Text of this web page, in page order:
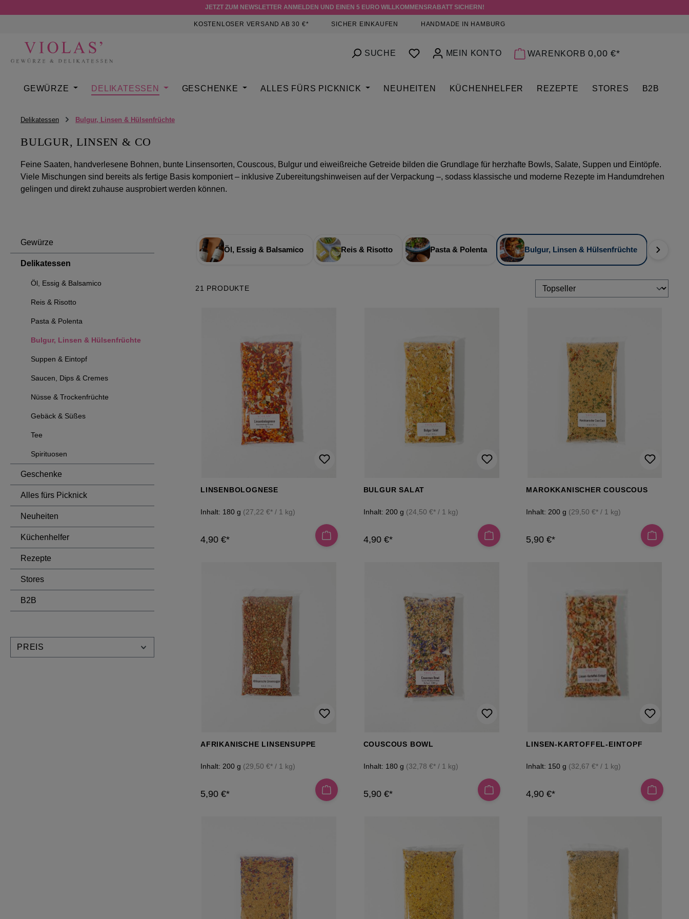
JETZT ZUM NEWSLETTER ANMELDEN UND EINEN 5 EURO WILLKOMMENSRABATT SICHERN!
KOSTENLOSER VERSAND AB 30 €* SICHER EINKAUFEN HANDMADE IN HAMBURG
SUCHE DU HAST 0 PRODUKTE AUF DEM MERKZETTEL
MEIN KONTO WARENKORB 0,00 €*
GEWÜRZE DELIKATESSEN GESCHENKE ALLES FÜRS PICKNICK NEUHEITEN KÜCHENHELFER REZEPTE STORES B2B
Delikatessen Bulgur, Linsen & Hülsenfrüchte
BULGUR, LINSEN & CO
Feine Saaten, handverlesene Bohnen, bunte Linsensorten, Couscous, Bulgur und eiweißreiche Getreide bilden die Grundlage für herzhafte Bowls, Salate, Suppen und Eintöpfe.
Viele Mischungen sind bereits als fertige Basis komponiert – inklusive Zubereitungshinweisen auf der Verpackung –, sodass klassische und moderne Rezepte im Handumdrehen
gelingen und direkt zuhause ausprobiert werden können.
Gewürze
Delikatessen
Öl, Essig & Balsamico
Reis & Risotto
Pasta & Polenta
Bulgur, Linsen & Hülsenfrüchte
Suppen & Eintopf
Saucen, Dips & Cremes
Nüsse & Trockenfrüchte
Gebäck & Süßes
Tee
Spirituosen
Geschenke
Alles fürs Picknick
Neuheiten
Küchenhelfer
Rezepte
Stores
B2B
PREIS
Öl, Essig & Balsamico Reis & Risotto Pasta & Polenta Bulgur, Linsen & Hülsenfrüchte
21 PRODUKTE
LINSENBOLOGNESE
Inhalt: 180 g (27,22 €* / 1 kg)
4,90 €*
BULGUR SALAT
Inhalt: 200 g (24,50 €* / 1 kg)
4,90 €*
MAROKKANISCHER COUSCOUS
Inhalt: 200 g (29,50 €* / 1 kg)
5,90 €*
AFRIKANISCHE LINSENSUPPE
Inhalt: 200 g (29,50 €* / 1 kg)
5,90 €*
COUSCOUS BOWL
Inhalt: 180 g (32,78 €* / 1 kg)
5,90 €*
LINSEN-KARTOFFEL-EINTOPF
Inhalt: 150 g (32,67 €* / 1 kg)
4,90 €*